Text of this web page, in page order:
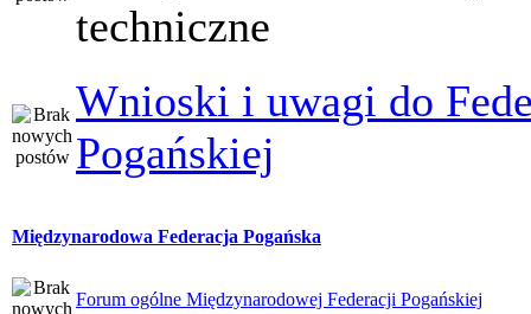
techniczne
Wnioski i uwagi do
Pogańskiej
Międzynarodowa Federacja Pogańska
Forum ogólne Międzynarodowej Federacji Pogańskiej